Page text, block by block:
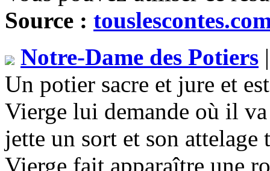
Source :
Notre-Dame des Potiers
Un potier sacre et jure et
Vierge lui demande où il
jette un sort et son attelage
Vierge fait apparaître une